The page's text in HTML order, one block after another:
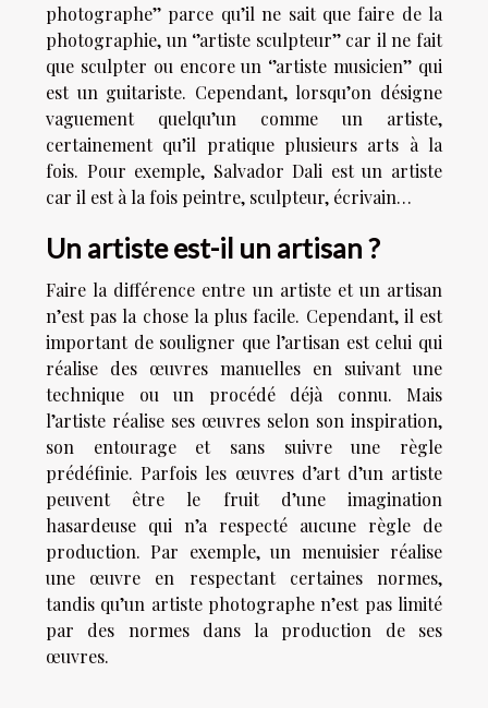
photographe’’ parce qu’il ne sait que faire de la
photographie, un ‘’artiste sculpteur’’ car il ne fait
que sculpter ou encore un ‘’artiste musicien’’ qui
est un guitariste. Cependant, lorsqu’on désigne
vaguement quelqu’un comme un artiste,
certainement qu’il pratique plusieurs arts à la
fois. Pour exemple, Salvador Dali est un artiste
car il est à la fois peintre, sculpteur, écrivain…
Un artiste est-il un artisan ?
Faire la différence entre un artiste et un artisan
n’est pas la chose la plus facile. Cependant, il est
important de souligner que l’artisan est celui qui
réalise des œuvres manuelles en suivant une
technique ou un procédé déjà connu. Mais
l’artiste réalise ses œuvres selon son inspiration,
son entourage et sans suivre une règle
prédéfinie. Parfois les œuvres d’art d’un artiste
peuvent être le fruit d’une imagination
hasardeuse qui n’a respecté aucune règle de
production. Par exemple, un menuisier réalise
une œuvre en respectant certaines normes,
tandis qu’un artiste photographe n’est pas limité
par des normes dans la production de ses
œuvres.